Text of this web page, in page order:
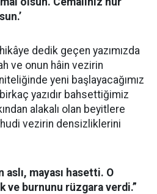
dedik geçen yazımızda
ve onun hâin vezirin
yeni başlayacağımız
yazıdır bahsettiğimiz
alakalı olan beyitlere
vezirin densizliklerini
aslı, mayası hasetti. O
ve burnunu rüzgara verdi.”